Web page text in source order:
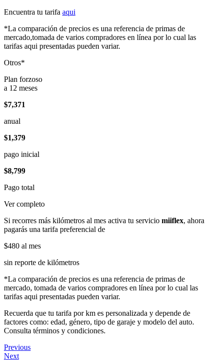
Encuentra tu tarifa aqui
*La comparación de precios es una referencia de primas de
mercado,tomada de varios compradores en línea por lo cual las
tarifas aqui presentadas pueden variar.
Otros*
Plan forzoso
a 12 meses
$7,371
anual
$1,379
pago inicial
$8,799
Pago total
Ver completo
Si recorres más kilómetros al mes activa tu servicio miiflex, ahora
pagarás una tarifa preferencial de
$480 al mes
sin reporte de kilómetros
*La comparación de precios es una referencia de primas de
mercado, tomada de varios compradores en línea por lo cual las
tarifas aqui presentadas pueden variar.
Recuerda que tu tarifa por km es personalizada y depende de
factores como: edad, género, tipo de garaje y modelo del auto.
Consulta términos y condiciones.
Previous
Next